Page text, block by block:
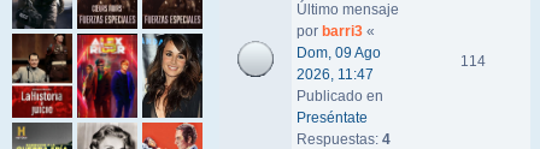
Último mensaje
por barri3 «
Dom, 09 Ago
2026, 11:47
Publicado en
Preséntate
Respuestas: 4
114